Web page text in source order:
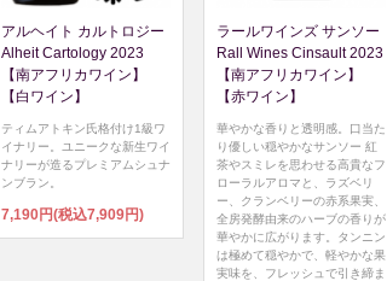
アルヘイト カルトロジー
Alheit Cartology 2023
【南アフリカワイン】
【白ワイン】
ティムアトキン氏格付け1級ワ
イナリー。ユニークな新生ワイ
ナリーが造るプレミアムシュナ
ンブラン。
7,190円(税込7,909円)
ラールワインズ サンソー
Rall Wines Cinsault 2023
【南アフリカワイン】
【赤ワイン】
華やかな香りと透明感。口当た
り優しい穏やかなサンソー 紅
茶やスミレを思わせる高貴なフ
ローラルアロマと、ラズベリ
ー、クランベリーの赤系果実、
全房発酵由来のハーブの香りが
華やかに広がります。タンニン
は極めて穏やかで、軽やかな果
実味を、フレッシュで引き締ま